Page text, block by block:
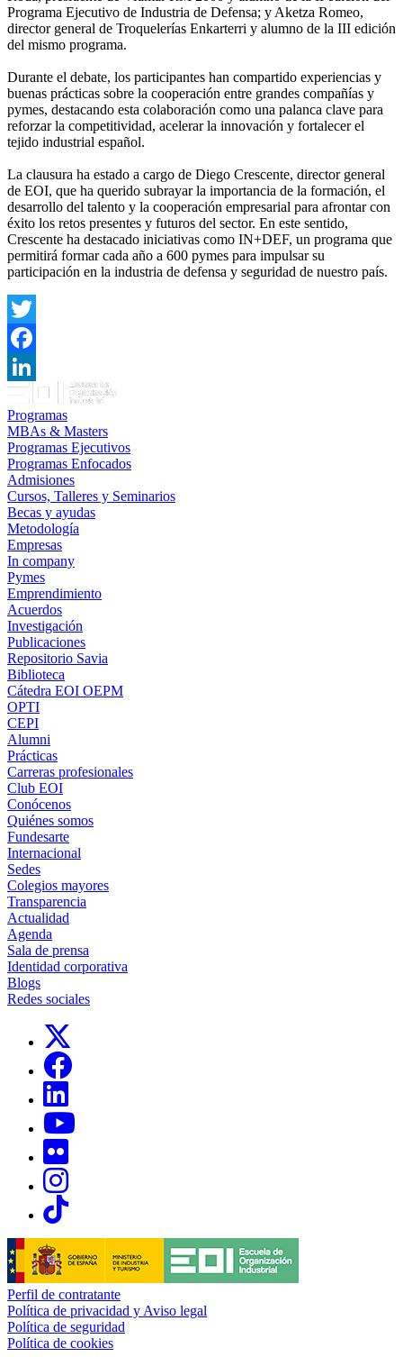
Programa Ejecutivo de Industria de Defensa; y Aketza Romeo,
director general de Troquelerías Enkarterri y alumno de la III edición
del mismo programa.
Durante el debate, los participantes han compartido experiencias y
buenas prácticas sobre la cooperación entre grandes compañías y
pymes, destacando esta colaboración como una palanca clave para
reforzar la competitividad, acelerar la innovación y fortalecer el
tejido industrial español.
La clausura ha estado a cargo de Diego Crescente, director general
de EOI, que ha querido subrayar la importancia de la formación, el
desarrollo del talento y la cooperación empresarial para afrontar con
éxito los retos presentes y futuros del sector. En este sentido,
Crescente ha destacado iniciativas como IN+DEF, un programa que
permitirá formar cada año a 600 pymes para impulsar su
participación en la industria de defensa y seguridad de nuestro país.
Twitter
Facebook
LinkedIn
Programas
MBAs & Masters
Programas Ejecutivos
Programas Enfocados
Admisiones
Cursos, Talleres y Seminarios
Becas y ayudas
Metodología
Empresas
In company
Pymes
Emprendimiento
Acuerdos
Investigación
Publicaciones
Repositorio Savia
Biblioteca
Cátedra EOI OEPM
OPTI
CEPI
Alumni
Prácticas
Carreras profesionales
Club EOI
Conócenos
Quiénes somos
Fundesarte
Internacional
Sedes
Colegios mayores
Transparencia
Actualidad
Agenda
Sala de prensa
Identidad corporativa
Blogs
Redes sociales
Links, Opens in this window
Links, Opens in this window
Links, Opens in this window
Links, Opens in this window
Links, Opens in this window
Perfil de contratante
Política de privacidad y Aviso legal
Política de seguridad
Política de cookies